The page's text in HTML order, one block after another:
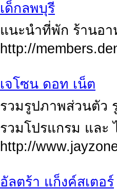
เด็กลพบุรี
แนะนำที่พัก ร้านอา
http://
เจโซน ดอท เน็ต
รวมรูปภาพส่วนตัว
รวมโปรแกรม และ
http://
อัลตร้า แก็งค์สเตอร์